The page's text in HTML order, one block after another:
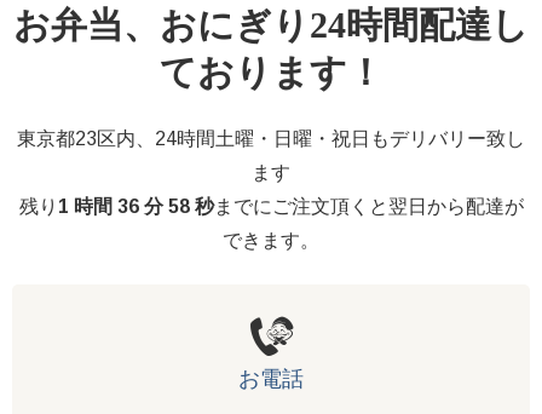
お弁当、おにぎり24時間配達し
ております！
東京都23区内、24時間土曜・日曜・祝日もデリバリー致し
ます
残り 1 時間 36 分 57 秒までにご注文頂くと翌日から配達が
できます。
お電話